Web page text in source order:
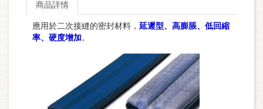
商品詳情
應用於二次接縫的密封材料， 延遲型、高膨脹、低回縮
率、硬度增加。